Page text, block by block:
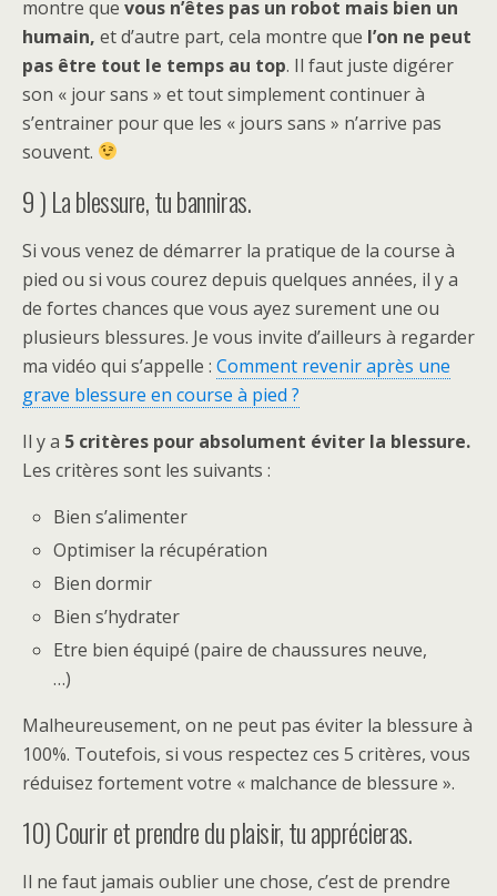
montre que vous n’êtes pas un robot mais bien un
humain, et d’autre part, cela montre que l’on ne peut
pas être tout le temps au top. Il faut juste digérer
son « jour sans » et tout simplement continuer à
s’entrainer pour que les « jours sans » n’arrive pas
souvent.
9 ) La blessure, tu banniras.
Si vous venez de démarrer la pratique de la course à
pied ou si vous courez depuis quelques années, il y a
de fortes chances que vous ayez surement une ou
plusieurs blessures. Je vous invite d’ailleurs à regarder
ma vidéo qui s’appelle : Comment revenir après une
grave blessure en course à pied ?
Il y a 5 critères pour absolument éviter la blessure.
Les critères sont les suivants :
Bien s’alimenter
Optimiser la récupération
Bien dormir
Bien s’hydrater
Etre bien équipé (paire de chaussures neuve,
…)
Malheureusement, on ne peut pas éviter la blessure à
100%. Toutefois, si vous respectez ces 5 critères, vous
réduisez fortement votre « malchance de blessure ».
10) Courir et prendre du plaisir, tu apprécieras.
Il ne faut jamais oublier une chose, c’est de prendre